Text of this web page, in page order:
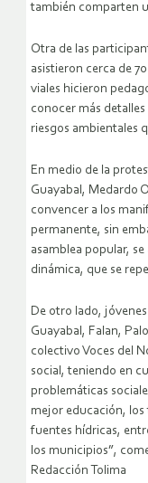
también comparten
Otra de las
asistieron cerca de
viales hicieron
conocer más
riesgos ambientales
En medio de la
Guayabal, Medardo
convencer a los
permanente, sin
asamblea popular,
dinámica, que se
De otro lado,
Guayabal, Falan,
colectivo Voces del
social, teniendo en
problemáticas
mejor educación, los
fuentes hídricas,
los municipios”,
Redacción Tolima